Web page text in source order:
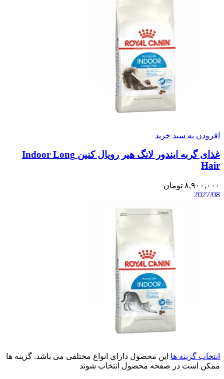
افزودن به سبد خرید
غذای گربه ایندور لانگ هیر رویال کنین Indoor Long
Hair
۸,۹۰۰,۰۰۰ تومان
2027/08
انتخاب گزینه ها این محصول دارای انواع مختلفی می باشد. گزینه ها
ممکن است در صفحه محصول انتخاب شوند